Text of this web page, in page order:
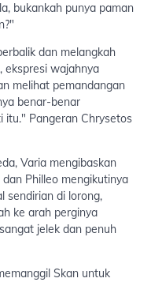
bukankah punya paman
dan melangkah
ekspresi wajahnya
melihat pemandangan
benar-benar
itu." Pangeran Chrysetos
Varia mengibaskan
Philleo mengikutinya
sendirian di lorong,
ke arah perginya
jelek dan penuh
Skan untuk